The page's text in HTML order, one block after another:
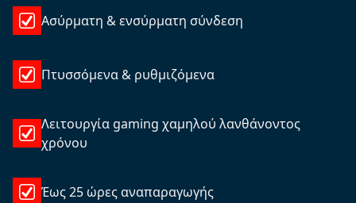
Ασύρματη & ενσύρματη σύνδεση
Πτυσσόμενα & ρυθμιζόμενα
Λειτουργία gaming χαμηλού λανθάνοντος
χρόνου
Έως 25 ώρες αναπαραγωγής